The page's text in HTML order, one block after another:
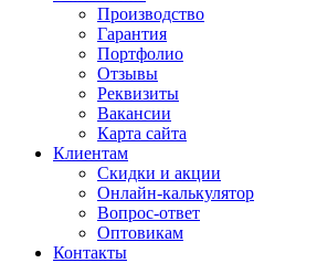
Производство
Гарантия
Портфолио
Отзывы
Реквизиты
Вакансии
Карта сайта
Клиентам
Скидки и акции
Онлайн-калькулятор
Вопрос-ответ
Оптовикам
Контакты